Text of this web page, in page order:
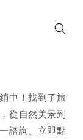
中！找到了旅
從自然美景到
諮詢。立即點